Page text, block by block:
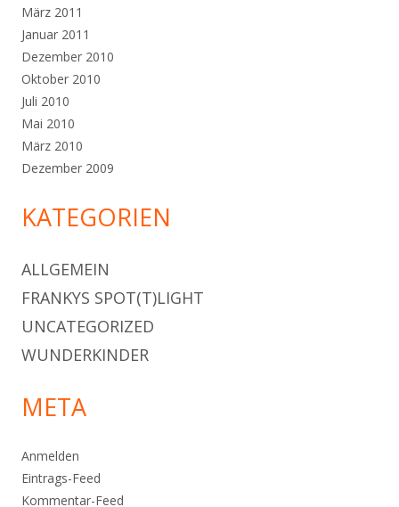
März 2011
Januar 2011
Dezember 2010
Oktober 2010
Juli 2010
Mai 2010
März 2010
Dezember 2009
KATEGORIEN
ALLGEMEIN
FRANKYS SPOT(T)LIGHT
UNCATEGORIZED
WUNDERKINDER
META
Anmelden
Eintrags-Feed
Kommentar-Feed